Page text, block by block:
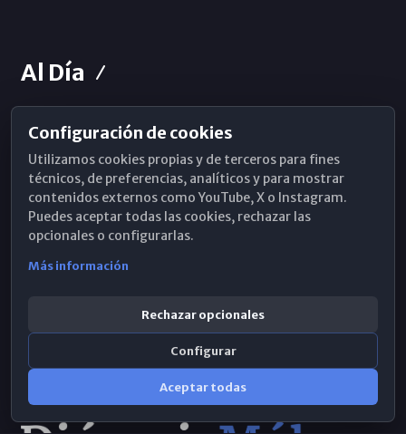
Al Día
Horarios de Misa
Hemeroteca
WhatsApp
Configuración de cookies
Utilizamos cookies propias y de terceros para fines
técnicos, de preferencias, analíticos y para mostrar
contenidos externos como YouTube, X o Instagram.
Puedes aceptar todas las cookies, rechazar las
opcionales o configurarlas.
Más información
Rechazar opcionales
Configurar
Aceptar todas